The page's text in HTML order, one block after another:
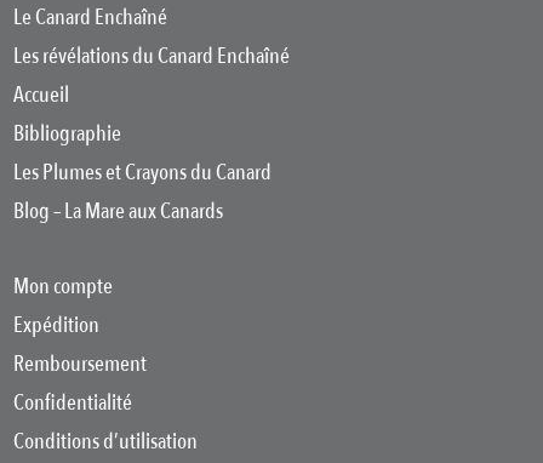
Le Canard Enchaîné
Les révélations du Canard Enchaîné
Accueil
Bibliographie
Les Plumes et Crayons du Canard
Blog – La Mare aux Canards
Mon compte
Expédition
Remboursement
Confidentialité
Conditions d’utilisation